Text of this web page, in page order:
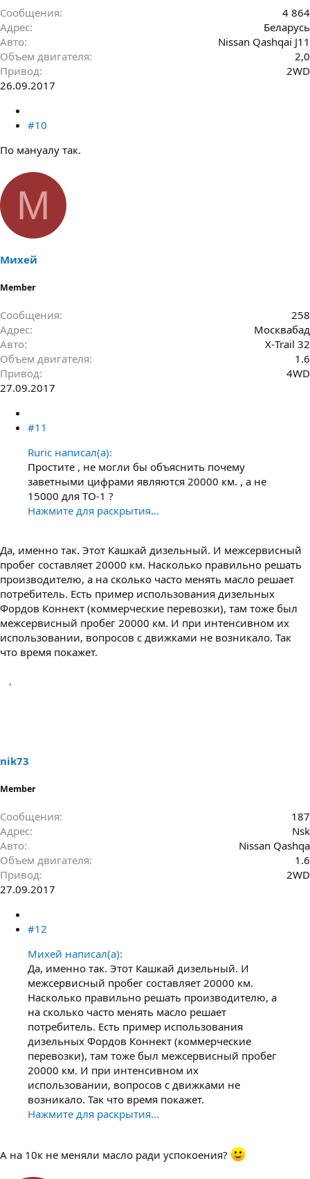
Сообщения
4 864
Адрес
Беларусь
Авто
Nissan Qashqai J11
Объем двигателя
2,0
Привод
2WD
26.09.2017
#10
По мануалу так.
М
Михей
Member
Сообщения
258
Адрес
Москвабад
Авто
Х-Trail 32
Объем двигателя
1.6
Привод
4WD
27.09.2017
#11
Ruric написал(а):
Простите , не могли бы объяснить почему
заветными цифрами являются 20000 км. , а не
15000 для ТО-1 ?
Нажмите для раскрытия...
Да, именно так. Этот Кашкай дизельный. И межсервисный
пробег составляет 20000 км. Насколько правильно решать
производителю, а на сколько часто менять масло решает
потребитель. Есть пример использования дизельных
Фордов Коннект (коммерческие перевозки), там тоже был
межсервисный пробег 20000 км. И при интенсивном их
использовании, вопросов с движками не возникало. Так
что время покажет.
nik73
Member
Сообщения
187
Адрес
Nsk
Авто
Nissan Qashqa
Объем двигателя
1.6
Привод
2WD
27.09.2017
#12
Михей написал(а):
Да, именно так. Этот Кашкай дизельный. И
межсервисный пробег составляет 20000 км.
Насколько правильно решать производителю, а
на сколько часто менять масло решает
потребитель. Есть пример использования
дизельных Фордов Коннект (коммерческие
перевозки), там тоже был межсервисный пробег
20000 км. И при интенсивном их
использовании, вопросов с движками не
возникало. Так что время покажет.
Нажмите для раскрытия...
А на 10к не меняли масло ради успокоения?